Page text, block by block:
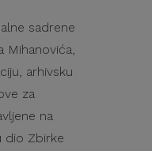
sadrene
Mihanovića,
arhivsku
za
na
dio Zbirke